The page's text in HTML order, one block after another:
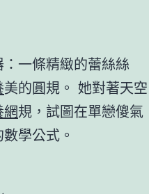
一條精緻的蕾絲絲
美的圓規。 她對著天空
網規，試圖在單戀傻氣
學公式。